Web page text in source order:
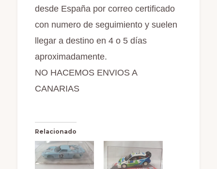
desde España por correo certificado
con numero de seguimiento y suelen
llegar a destino en 4 o 5 días
aproximadamente.
NO HACEMOS ENVIOS A
CANARIAS
Relacionado